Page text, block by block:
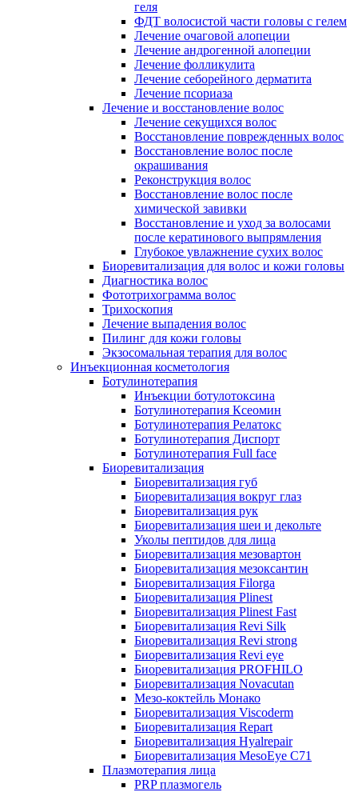
геля
ФДТ волосистой части головы с гелем
Лечение очаговой алопеции
Лечение андрогенной алопеции
Лечение фолликулита
Лечение себорейного дерматита
Лечение псориаза
Лечение и восстановление волос
Лечение секущихся волос
Восстановление поврежденных волос
Восстановление волос после
окрашивания
Реконструкция волос
Восстановление волос после
химической завивки
Восстановление и уход за волосами
после кератинового выпрямления
Глубокое увлажнение сухих волос
Биоревитализация для волос и кожи головы
Диагностика волос
Фототрихограмма волос
Трихоскопия
Лечение выпадения волос
Пилинг для кожи головы
Экзосомальная терапия для волос
Инъекционная косметология
Ботулинотерапия
Инъекции ботулотоксина
Ботулинотерапия Ксеомин
Ботулинотерапия Релатокс
Ботулинотерапия Диспорт
Ботулинотерапия Full face
Биоревитализация
Биоревитализация губ
Биоревитализация вокруг глаз
Биоревитализация рук
Биоревитализация шеи и декольте
Уколы пептидов для лица
Биоревитализация мезовартон
Биоревитализация мезоксантин
Биоревитализация Filorga
Биоревитализация Plinest
Биоревитализация Plinest Fast
Биоревитализация Revi Silk
Биоревитализация Revi strong
Биоревитализация Revi eye
Биоревитализация PROFHILO
Биоревитализация Novacutan
Мезо-коктейль Монако
Биоревитализация Viscoderm
Биоревитализация Repart
Биоревитализация Hyalrepair
Биоревитализация MesoEye C71
Плазмотерапия лица
PRP плазмогель